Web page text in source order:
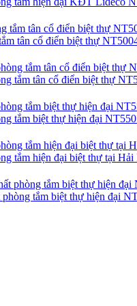
tân cổ điển biệt thự
tắm tân cổ điển biệt thự
tắm biệt thự hiện đại
tắm hiện đại biệt thự tại
tắm biệt thự hiện đại